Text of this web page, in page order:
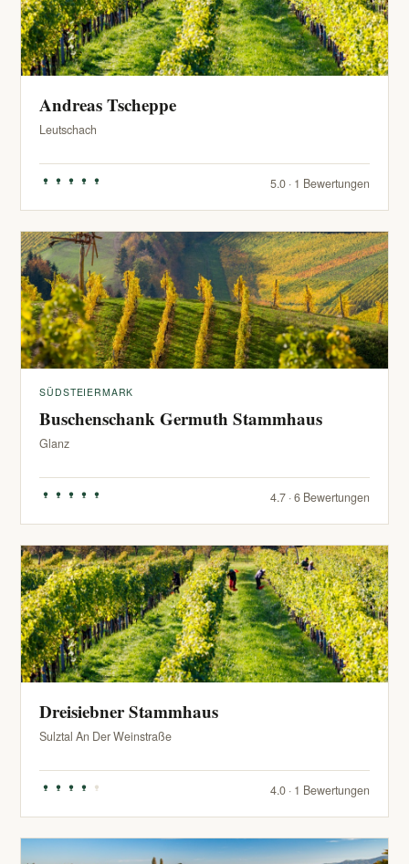
Andreas Tscheppe
Leutschach
5.0 · 1 Bewertungen
SÜDSTEIERMARK
Buschenschank Germuth Stammhaus
Glanz
4.7 · 6 Bewertungen
Dreisiebner Stammhaus
Sulztal An Der Weinstraße
4.0 · 1 Bewertungen